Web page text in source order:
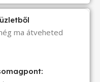
ma átveheted